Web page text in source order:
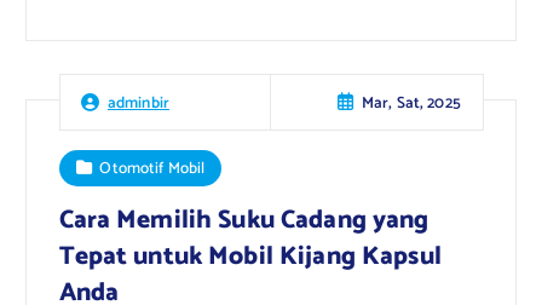
adminbir Mar, Sat, 2025
Otomotif Mobil
Cara Memilih Suku Cadang yang
Tepat untuk Mobil Kijang Kapsul
Anda